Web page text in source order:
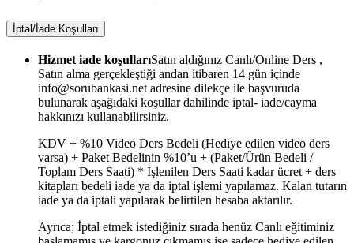
İptal/İade Koşulları
Hizmet iade koşullarıSatın aldığınız Canlı/Online Ders ,
Satın alma gerçekleştiği andan itibaren 14 gün içinde
info@sorubankasi.net adresine dilekçe ile başvuruda
bulunarak aşağıdaki koşullar dahilinde iptal- iade/cayma
hakkınızı kullanabilirsiniz.
KDV + %10 Video Ders Bedeli (Hediye edilen video ders
varsa) + Paket Bedelinin %10’u + (Paket/Ürün Bedeli /
Toplam Ders Saati) * İşlenilen Ders Saati kadar ücret + ders
kitapları bedeli iade ya da iptal işlemi yapılamaz. Kalan tutarın
iade ya da iptali yapılarak belirtilen hesaba aktarılır.
Ayrıca; İptal etmek istediğiniz sırada henüz Canlı eğitiminiz